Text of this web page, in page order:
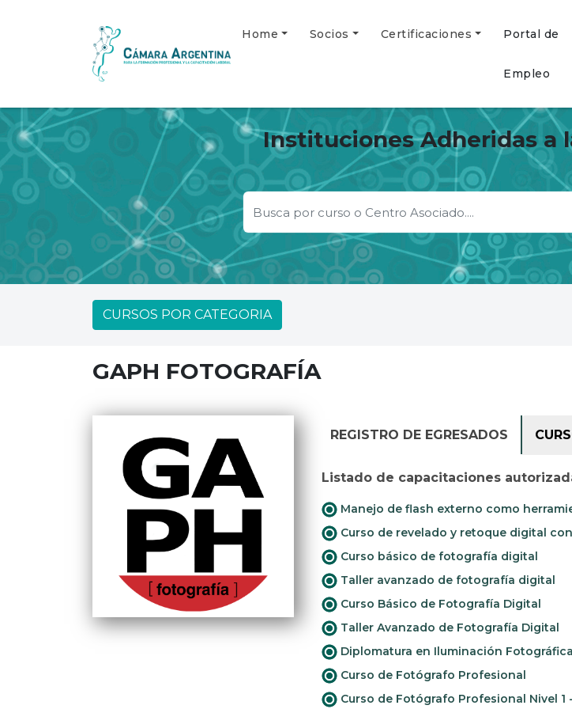
Home Socios Certificaciones Portal de
Empleo
Instituciones Adheridas a
CURSOS POR CATEGORIA
GAPH FOTOGRAFÍA
REGISTRO DE EGRESADOS
Listado de capacitaciones
Manejo de flash externo como
Curso de revelado y retoque digital
Curso básico de fotografía digital
Taller avanzado de fotografía digital
Curso Básico de Fotografía Digital
Taller Avanzado de Fotografía Digital
Diplomatura en Iluminación Fotográfica
Curso de Fotógrafo Profesional
Curso de Fotógrafo Profesional Nivel